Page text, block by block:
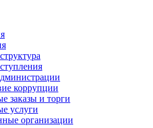
коррупции
заказы и торги
услуги
организации